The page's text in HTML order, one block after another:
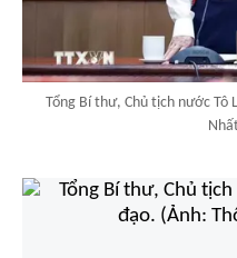
Tổng Bí thư, Chủ tịch nước Tô